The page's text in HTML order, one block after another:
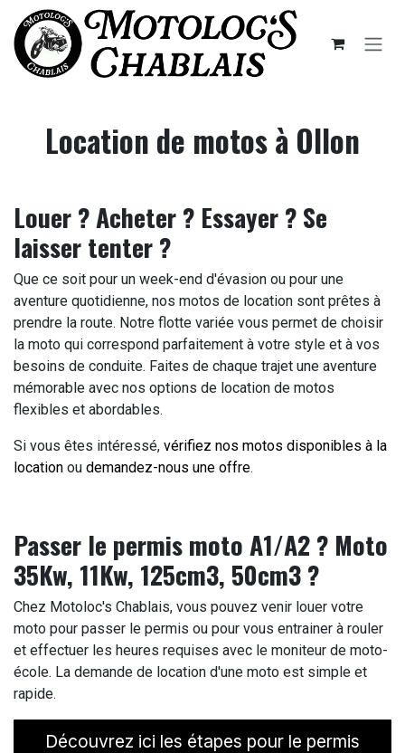
Se rendre au contenu
Location de motos à Ollon
Louer ? Acheter ? Essayer ? Se
laisser tenter ?
Que ce soit pour un week-end d'évasion ou pour une
aventure quotidienne, nos motos de location sont prêtes à
prendre la route. Notre flotte variée vous permet de choisir
la moto qui correspond parfaitement à votre style et à vos
besoins de conduite. Faites de chaque trajet une aventure
mémorable avec nos options de location de motos
flexibles et abordables.
Si vous êtes intéressé, vérifiez nos motos disponibles à la
location ou demandez-nous une offre.
Passer le permis moto A1/A2 ? Moto
35Kw, 11Kw, 125cm3, 50cm3 ?
Chez Motoloc's Chablais, vous pouvez venir louer votre
moto pour passer le permis ou pour vous entrainer à rouler
et effectuer les heures requises avec le moniteur de moto-
école. La demande de location d'une moto est simple et
rapide.
Découvrez ici les étapes pour le permis